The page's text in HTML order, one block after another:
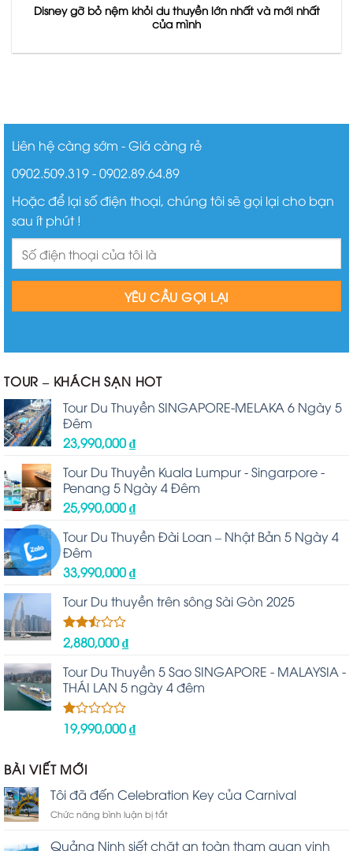
Disney gỡ bỏ nệm khỏi du thuyền lớn nhất và mới nhất
của mình
Liên hệ càng sớm - Giá càng rẻ
0902.509.319 - 0902.89.64.89
Hoặc để lại số điện thoại, chúng tôi sẽ gọi lại cho bạn
sau ít phút !
TOUR – KHÁCH SẠN HOT
Tour Du Thuyền SINGAPORE-MELAKA 6 Ngày 5
Đêm
23,990,000₫
Tour Du Thuyền Kuala Lumpur - Singarpore -
Penang 5 Ngày 4 Đêm
25,990,000₫
Tour Du Thuyền Đài Loan – Nhật Bản 5 Ngày 4
Đêm
33,990,000₫
Tour Du thuyền trên sông Sài Gòn 2025
Được
hạng
2.48
5 sao
2,880,000₫
Tour Du Thuyền 5 Sao SINGAPORE - MALAYSIA -
THÁI LAN 5 ngày 4 đêm
Được
1.00
5
sao
19,990,000₫
BÀI VIẾT MỚI
Tôi đã đến Celebration Key của Carnival
Chức năng bình luận bị tắtở
đã
Quảng Ninh siết chặt an toàn tham quan vịnh